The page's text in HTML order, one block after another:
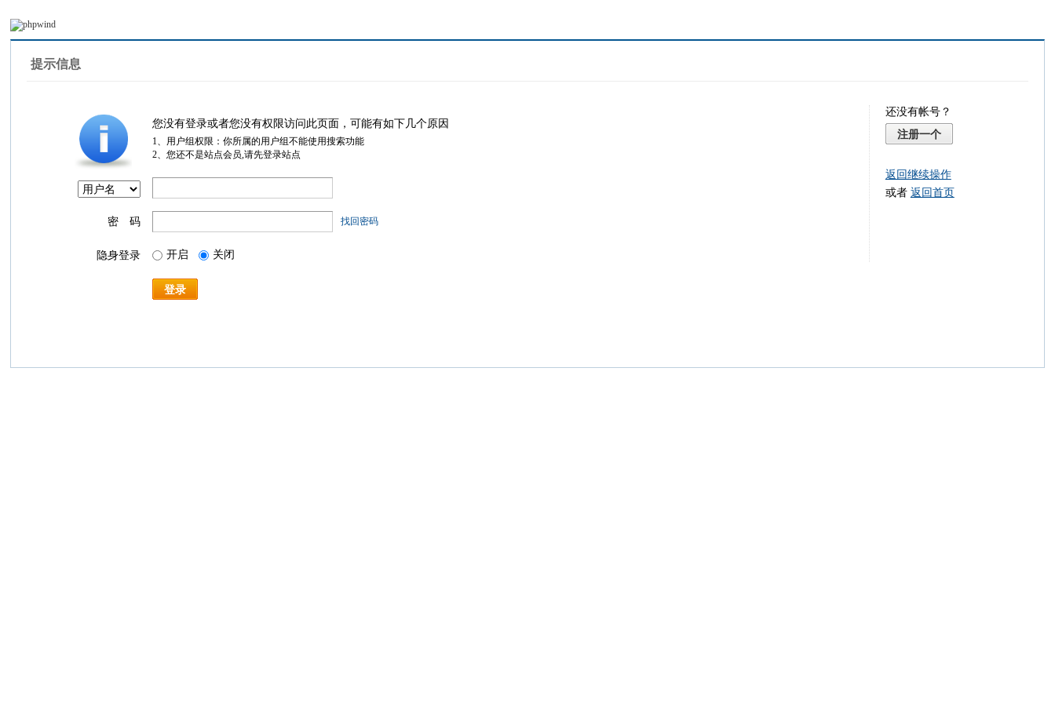
提示信息
您没有登录或者您没有权限访问此页面，可能有如下几个原因
1、用户组权限：你所属的用户组不能使用搜索功能
2、您还不是站点会员,请先登录站点
密 码 找回密码
隐身登录 开启 关闭
登录
还没有帐号？
注册一个
返回继续操作
或者 返回首页